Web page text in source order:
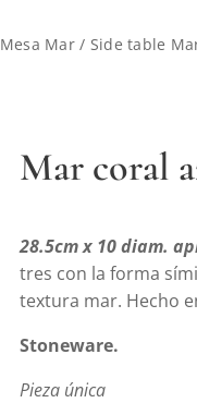
Mesa Mar / Side table
Mar coral
28.5cm x 10 diam.
tres con la forma
textura mar. Hecho
Stoneware.
Pieza única